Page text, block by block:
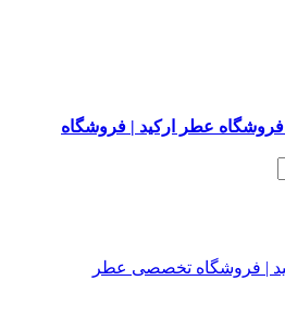
فروشگاه عطر ارکید | فروشگاه